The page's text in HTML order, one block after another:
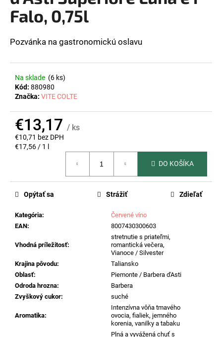
5
hviezdičiek.
Falo, 0,75l
Pozvánka na gastronomickú oslavu
Na sklade (6 ks)
Kód: 880980
Značka: VITE COLTE
€13,17 / ks
€10,71 bez DPH
Jednotková
€17,56 / 1 l
DO KOŠÍKA
Kategória:
Červené víno
EAN: 8007430300603
Vhodná príležitosť:
stretnutie s priateľmi,
romantická večera,
Vianoce / Silvester
Krajina pôvodu:
Taliansko
Oblasť:
Piemonte / Barbera d'Asti
Odroda hrozna:
Barbera
Zvyškový cukor: suché
Aromatika:
Intenzívna vôňa tmavého
ovocia, fialiek, jemného
korenia, vanilky a tabaku
Plná a vyvážená chuť s
Opýtať sa Strážiť Zdieľať
á
j
s
?
p
o
ú
m
ZEROPURO
MINERALIAE
MONTEPULCIANO
D’ABRUZZO
DOP,